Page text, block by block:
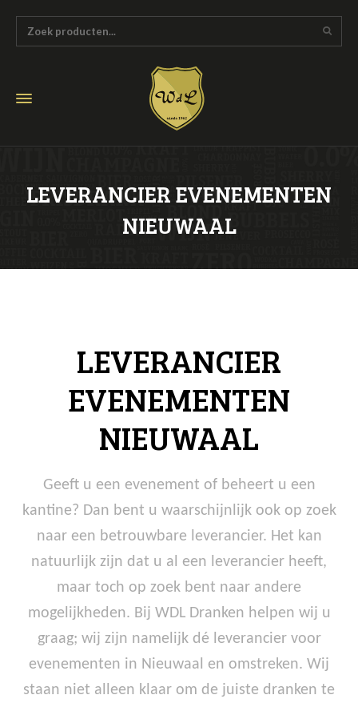
LEVERANCIER EVENEMENTEN
NIEUWAAL
LEVERANCIER
EVENEMENTEN
NIEUWAAL
Geeft u een evenement of beheert u een
kantine? Dan bent u waarschijnlijk ook op zoek
naar een betrouwbare leverancier. Het kan
natuurlijk zijn dat u al een leverancier heeft,
maar toch op zoek bent naar andere
mogelijkheden. Bij WDL Dranken helpen wij u
graag; wij zijn namelijk dé leverancier voor
evenementen in Nieuwaal en omstreken. Wij
staan niet alleen klaar om de juiste dranken te